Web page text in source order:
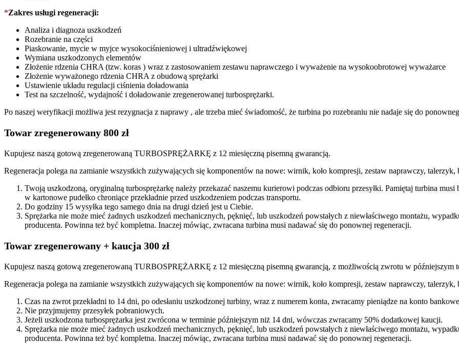
*Zakres usługi regeneracji:
Analiza i diagnoza uszkodzeń
Rozebranie na części
Piaskowanie, mycie w myjce wysokociśnieniowej i ultradźwiękowej
Wymiana uszkodzonych elementów
Złożenie rdzenia CHRA (tzw. koras ) wraz z zastosowaniem zestawu naprawczego i wyważenie na wysokoobrotowej wyważarce
Złożenie wyważonego rdzenia CHRA z obudową sprężarki
Ustawienie układu regulacji ciśnienia doładowania
Test na szczelność, wydajność i doładowanie zregenerowanej turbosprężarki.
Po naszej weryfikacji możliwa jest rezygnacja z naprawy , ale trzeba mieć świadomość, że turbina po rozebraniu nie nadaje się do
Towar zregenerowany 800 zł
Kupujesz naszą gotową zregenerowaną TURBOSPRĘŻARKĘ z 12 miesięczną pisemną gwarancją.
Regeneracja polega na zamianie wszystkich zużywających się komponentów na nowe: wirnik, koło kompresji, zestaw naprawczy, talerzyk,
Twoją uszkodzoną, oryginalną turbosprężarkę należy przekazać naszemu kurierowi podczas odbioru przesyłki. Pamiętaj turbina
w kartonowe pudełko chroniące przekładnie przed uszkodzeniem podczas transportu.
Do godziny 15 wysyłka tego samego dnia na drugi dzień jest u Ciebie.
Sprężarka nie może mieć żadnych uszkodzeń mechanicznych, pęknięć, lub uszkodzeń powstałych z niewłaściwego montażu,
producenta. Powinna też być kompletna. Inaczej mówiąc, zwracana turbina musi nadawać się do ponownej regeneracji.
Towar zregenerowany + kaucja 300 zł
Kupujesz naszą gotową zregenerowaną TURBOSPRĘŻARKĘ z 12 miesięczną pisemną gwarancją, z możliwością zwrotu w późniejszym
Regeneracja polega na zamianie wszystkich zużywających się komponentów na nowe: wirnik, koło kompresji, zestaw naprawczy, talerzyk,
Czas na zwrot przekładni to 14 dni, po odesłaniu uszkodzonej turbiny, wraz z numerem konta, zwracamy pieniądze na konto
Nie przyjmujemy przesyłek pobraniowych.
Jeżeli uszkodzona turbosprężarka jest zwrócona w terminie późniejszym niż 14 dni, wówczas zwracamy 50% dodatkowej kaucji.
Sprężarka nie może mieć żadnych uszkodzeń mechanicznych, pęknięć, lub uszkodzeń powstałych z niewłaściwego montażu,
producenta. Powinna też być kompletna. Inaczej mówiąc, zwracana turbina musi nadawać się do ponownej regeneracji.